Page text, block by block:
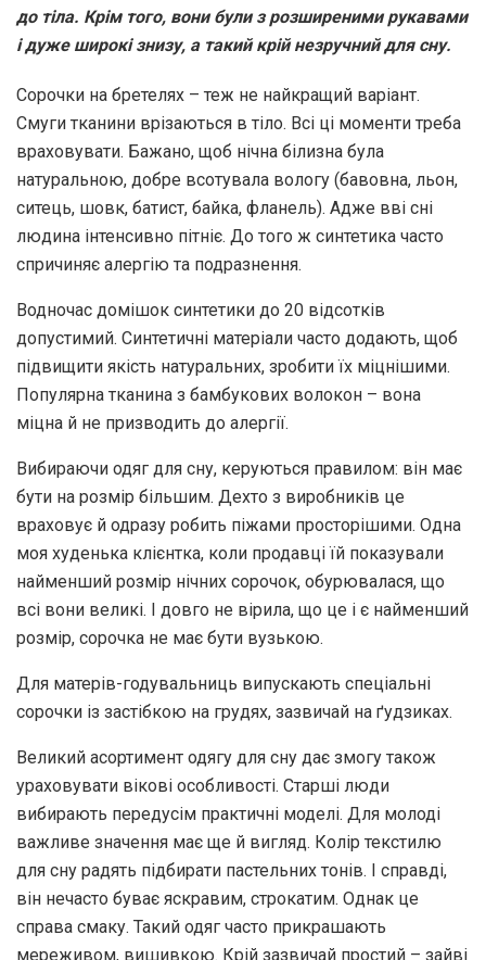
до тіла. Крім того, вони були з розширеними рукавами
і дуже широкі знизу, а такий крій незручний для сну.
Сорочки на бретелях – теж не найкращий варіант.
Смуги тканини врізаються в тіло. Всі ці моменти треба
враховувати. Бажано, щоб нічна білизна була
натуральною, добре всотувала вологу (бавовна, льон,
ситець, шовк, батист, байка, фланель). Адже вві сні
людина інтенсивно пітніє. До того ж синтетика часто
спричиняє алергію та подразнення.
Водночас домішок синтетики до 20 відсотків
допустимий. Синтетичні матеріали часто додають, щоб
підвищити якість натуральних, зробити їх міцнішими.
Популярна тканина з бамбукових волокон – вона
міцна й не призводить до алергії.
Вибираючи одяг для сну, керуються правилом: він має
бути на розмір більшим. Дехто з виробників це
враховує й одразу робить піжами просторішими. Одна
моя худенька клієнтка, коли продавці їй показували
найменший розмір нічних сорочок, обурювалася, що
всі вони великі. І довго не вірила, що це і є найменший
розмір, сорочка не має бути вузькою.
Для матерів-годувальниць випускають спеціальні
сорочки із застібкою на грудях, зазвичай на ґудзиках.
Великий асортимент одягу для сну дає змогу також
ураховувати вікові особливості. Старші люди
вибирають передусім практичні моделі. Для молоді
важливе значення має ще й вигляд. Колір текстилю
для сну радять підбирати пастельних тонів. І справді,
він нечасто буває яскравим, строкатим. Однак це
справа смаку. Такий одяг часто прикрашають
мереживом, вишивкою. Крій зазвичай простий – зайві